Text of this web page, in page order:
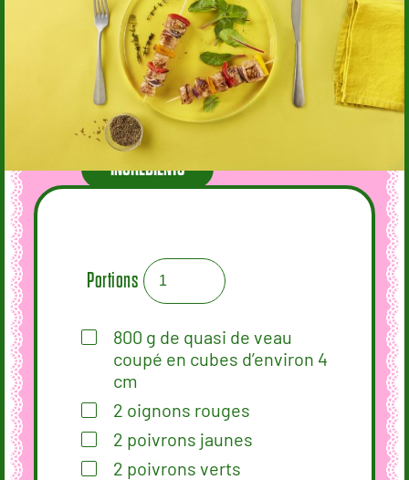
INGRÉDIENTS
Portions
800 g de quasi de veau
coupé en cubes d’environ 4
cm
2 oignons rouges
2 poivrons jaunes
2 poivrons verts